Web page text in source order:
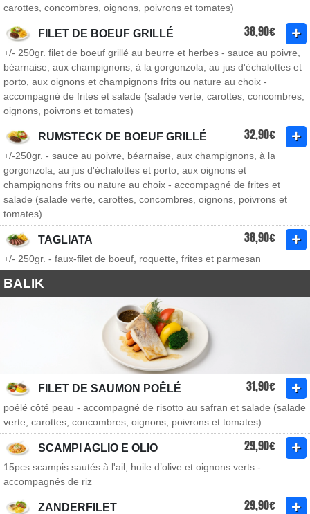
carottes, concombres, oignons, poivrons et tomates)
FILET DE BOEUF GRILLÉ 38,90€
+/- 250gr. filet de boeuf grillé au beurre et herbes - sauce au poivre,
béarnaise, aux champignons, à la gorgonzola, au jus d'échalottes et
porto, aux oignons et champignons frits ou nature au choix -
accompagné de frites et salade (salade verte, carottes, concombres,
oignons, poivrons et tomates)
RUMSTECK DE BOEUF GRILLÉ 32,90€
+/-250gr. - sauce au poivre, béarnaise, aux champignons, à la
gorgonzola, au jus d'échalottes et porto, aux oignons et
champignons frits ou nature au choix - accompagné de frites et
salade (salade verte, carottes, concombres, oignons, poivrons et
tomates)
TAGLIATA 38,90€
+/- 250gr. - faux-filet de boeuf, roquette, frites et parmesan
BALIK
FILET DE SAUMON POÊLÉ 31,90€
poêlé côté peau - accompagné de risotto au safran et salade (salade
verte, carottes, concombres, oignons, poivrons et tomates)
SCAMPI AGLIO E OLIO 29,90€
15pcs scampis sautés à l'ail, huile d’olive et oignons verts -
accompagnés de riz
ZANDERFILET 29,90€